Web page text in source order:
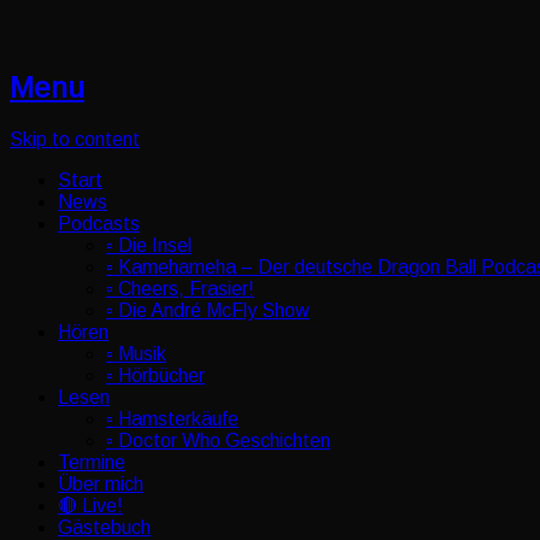
Menu
Skip to content
Start
News
Podcasts
▫️ Die Insel
▫️ Kamehameha – Der deutsche Dragon Ball
▫️ Cheers, Frasier!
▫️ Die André McFly Show
Hören
▫️ Musik
▫️ Hörbücher
Lesen
▫️ Hamsterkäufe
▫️ Doctor Who Geschichten
Termine
Über mich
🔴 Live!
Gästebuch